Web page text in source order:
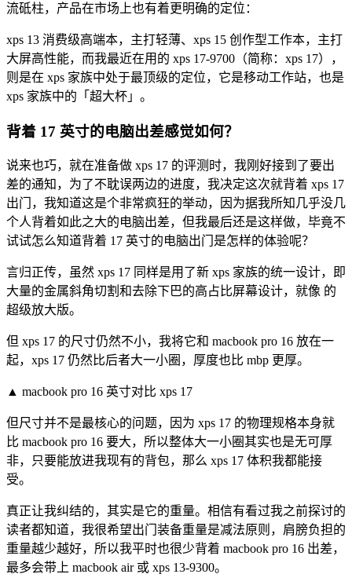
流砥柱，产品在市场上也有着更明确的定位：
xps 13 消费级高端本，主打轻薄、xps 15 创作型工作本，主打
大屏高性能，而我最近在用的 xps 17-9700（简称：xps 17），
则是在 xps 家族中处于最顶级的定位，它是移动工作站，也是
xps 家族中的「超大杯」。
背着 17 英寸的电脑出差感觉如何？
说来也巧，就在准备做 xps 17 的评测时，我刚好接到了要出
差的通知，为了不耽误两边的进度，我决定这次就背着 xps 17
出门，我知道这是个非常疯狂的举动，因为据我所知几乎没几
个人背着如此之大的电脑出差，但我最后还是这样做，毕竟不
试试怎么知道背着 17 英寸的电脑出门是怎样的体验呢？
言归正传，虽然 xps 17 同样是用了新 xps 家族的统一设计，即
大量的金属斜角切割和去除下巴的高占比屏幕设计，就像 的
超级放大版。
但 xps 17 的尺寸仍然不小，我将它和 macbook pro 16 放在一
起，xps 17 仍然比后者大一小圈，厚度也比 mbp 更厚。
▲ macbook pro 16 英寸对比 xps 17
但尺寸并不是最核心的问题，因为 xps 17 的物理规格本身就
比 macbook pro 16 要大，所以整体大一小圈其实也是无可厚
非，只要能放进我现有的背包，那么 xps 17 体积我都能接
受。
真正让我纠结的，其实是它的重量。相信有看过我之前探讨的
读者都知道，我很希望出门装备重量是减法原则，肩膀负担的
重量越少越好，所以我平时也很少背着 macbook pro 16 出差，
最多会带上 macbook air 或 xps 13-9300。